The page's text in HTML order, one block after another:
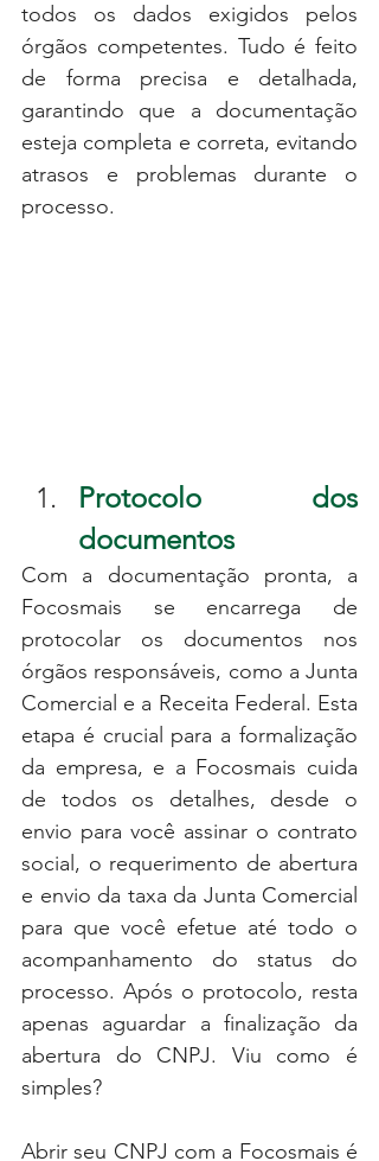
todos os dados exigidos pelos
órgãos competentes. Tudo é feito
de forma precisa e detalhada,
garantindo que a documentação
esteja completa e correta, evitando
atrasos e problemas durante o
processo.
Protocolo dos
documentos
Com a documentação pronta, a
Focosmais se encarrega de
protocolar os documentos nos
órgãos responsáveis, como a Junta
Comercial e a Receita Federal. Esta
etapa é crucial para a formalização
da empresa, e a Focosmais cuida
de todos os detalhes, desde o
envio para você assinar o contrato
social, o requerimento de abertura
e envio da taxa da Junta Comercial
para que você efetue até todo o
acompanhamento do status do
processo. Após o protocolo, resta
apenas aguardar a finalização da
abertura do CNPJ. Viu como é
simples?
Abrir seu CNPJ com a Focosmais é